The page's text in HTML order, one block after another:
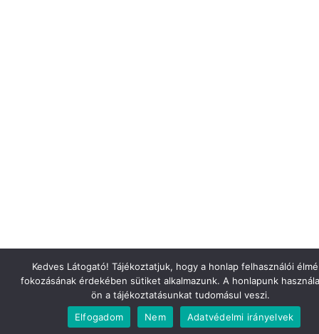
Kedves Látogató! Tájékoztatjuk, hogy a honlap felhasználói
fokozásának érdekében sütiket alkalmazunk. A honlapunk
ön a tájékoztatásunkat tudomásul veszi.
Elfogadom
Nem Adatvédelmi irányelvek